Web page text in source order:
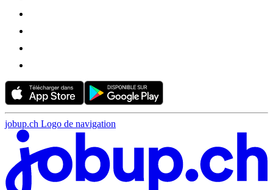
jobup.ch Logo de navigation